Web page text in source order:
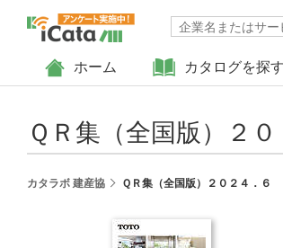
ホーム カタログを探す
ＱＲ集（全国版）２０
カタラボ 建産協 ＱＲ集（全国版）２０２４．６